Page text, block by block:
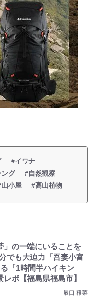
#イワナ
ング
#自然観察
山小屋 #高山植物
」の一端にいることを
でも大迫力「吾妻小富
「1時間半ハイキン
ポ【福島県福島市】
辰口 稚菜